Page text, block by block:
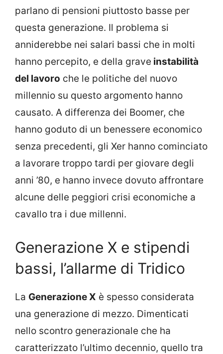
parlano di pensioni piuttosto basse per
questa generazione. Il problema si
anniderebbe nei salari bassi che in molti
hanno percepito, e della grave instabilità
del lavoro che le politiche del nuovo
millennio su questo argomento hanno
causato. A differenza dei Boomer, che
hanno goduto di un benessere economico
senza precedenti, gli Xer hanno cominciato
a lavorare troppo tardi per giovare degli
anni ’80, e hanno invece dovuto affrontare
alcune delle peggiori crisi economiche a
cavallo tra i due millenni.
Generazione X e stipendi
bassi, l’allarme di Tridico
La Generazione X è spesso considerata
una generazione di mezzo. Dimenticati
nello scontro generazionale che ha
caratterizzato l’ultimo decennio, quello tra